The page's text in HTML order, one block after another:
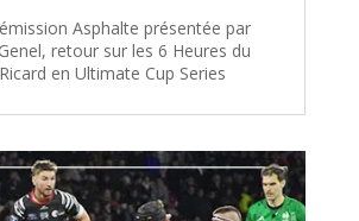
Asphalte présentée par
retour sur les 6 Heures du
en Ultimate Cup Series